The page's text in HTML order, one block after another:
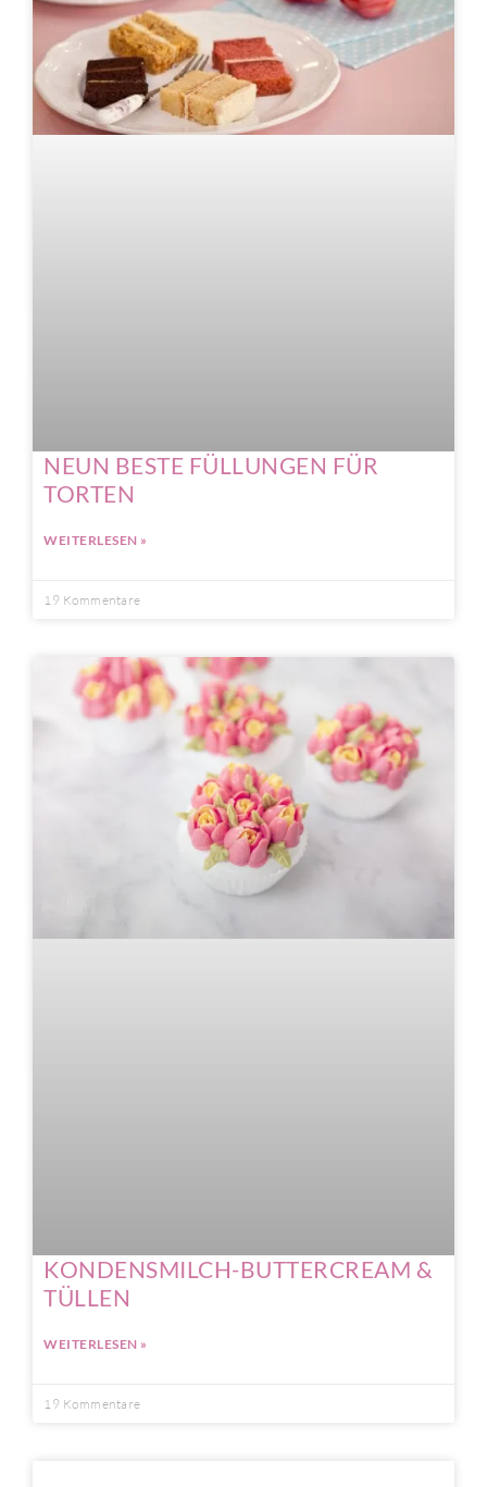
NEUN BESTE FÜLLUNGEN FÜR
TORTEN
WEITERLESEN »
19 Kommentare
KONDENSMILCH-BUTTERCREAM &
TÜLLEN
WEITERLESEN »
19 Kommentare